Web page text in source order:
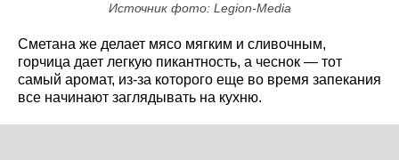
Источник фото: Legion-Media
Сметана же делает мясо мягким и сливочным,
горчица дает легкую пикантность, а чеснок — тот
самый аромат, из-за которого еще во время запекания
все начинают заглядывать на кухню.